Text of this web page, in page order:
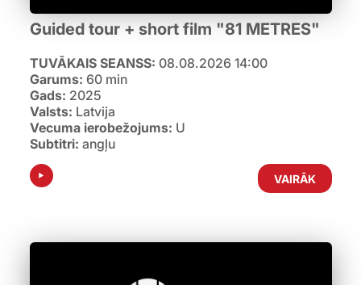
Guided tour + short film "81 METRES"
TUVĀKAIS SEANSS: 08.08.2026 14:00
Garums: 60 min
Gads: 2025
Valsts: Latvija
Vecuma ierobežojums: U
Subtitri: angļu
VAIRĀK